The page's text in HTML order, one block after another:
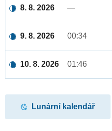
8. 8. 2026 —
9. 8. 2026 00:34
10. 8. 2026 01:46
Lunární kalendář